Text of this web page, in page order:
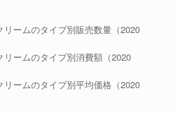
ームのタイプ別販売数量（2020
ームのタイプ別消費額（2020
ームのタイプ別平均価格（2020